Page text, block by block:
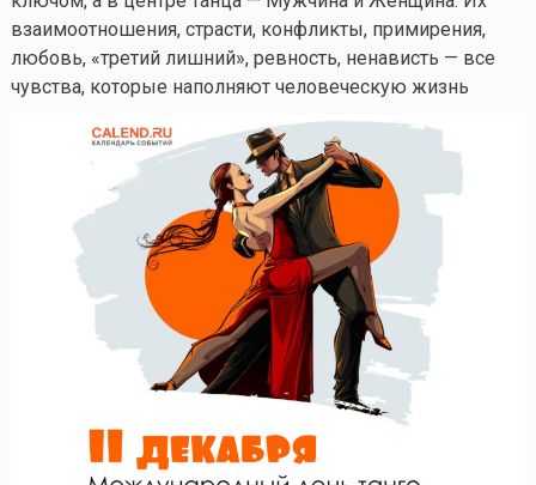
взаимоотношения, страсти, конфликты, примирения,
любовь, «третий лишний», ревность, ненависть — все
чувства, которые наполняют человеческую жизнь